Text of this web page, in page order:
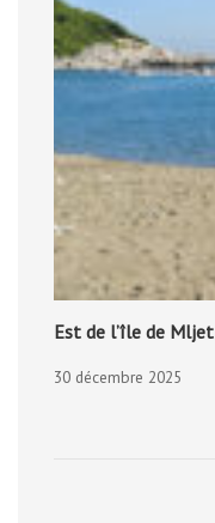
Est de l’île de Mljet
30 décembre 2025